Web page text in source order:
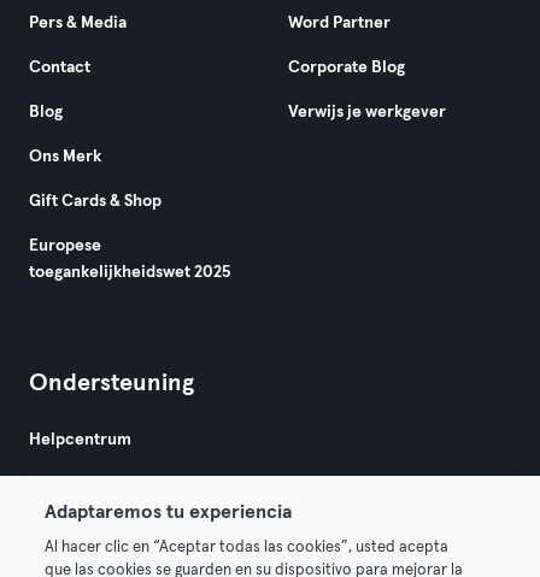
Pers & Media
Contact
Blog
Ons Merk
Gift Cards & Shop
Europese
toegankelijkheidswet 2025
Word Partner
Corporate Blog
Verwijs je werkgever
Ondersteuning
Helpcentrum
Adaptaremos tu experiencia
Al hacer clic en “Aceptar todas las cookies”, usted acepta
que las cookies se guarden en su dispositivo para mejorar la